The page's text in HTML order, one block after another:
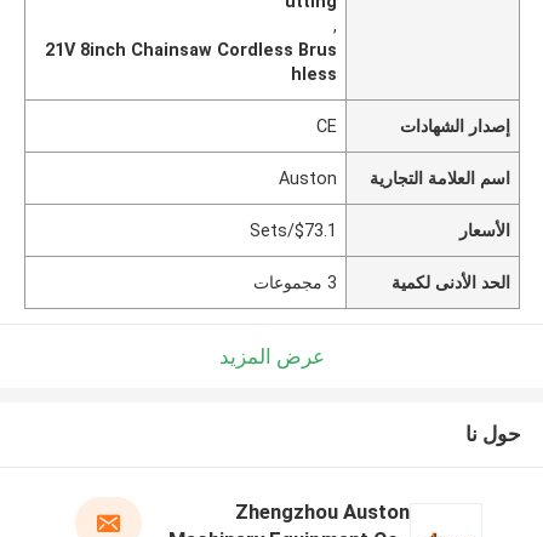
,
21V 8inch Chainsaw Cordless Brus
hless
إصدار الشهادات CE
اسم العلامة التجارية Auston
الأسعار $73.1/Sets
الحد الأدنى لكمية 3 مجموعات
عرض المزيد
حول نا
Zhengzhou Auston